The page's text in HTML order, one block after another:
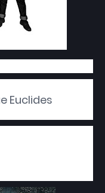
Euclides